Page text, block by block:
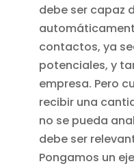
debe ser capaz
contactos, ya
potenciales, y
empresa. Pero
recibir una
no se pueda
debe ser
Pongamos un